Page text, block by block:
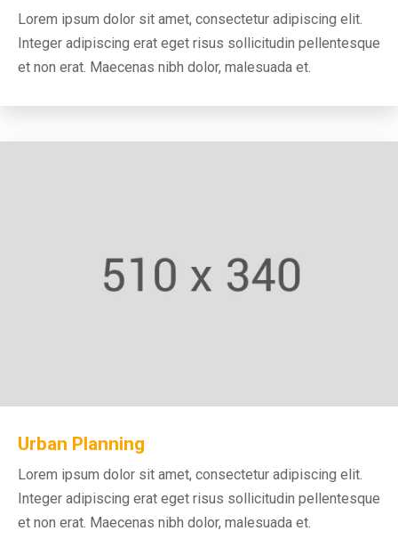
Lorem ipsum dolor sit amet, consectetur adipiscing elit.
Integer adipiscing erat eget risus sollicitudin pellentesque
et non erat. Maecenas nibh dolor, malesuada et.
Urban Planning
Lorem ipsum dolor sit amet, consectetur adipiscing elit.
Integer adipiscing erat eget risus sollicitudin pellentesque
et non erat. Maecenas nibh dolor, malesuada et.